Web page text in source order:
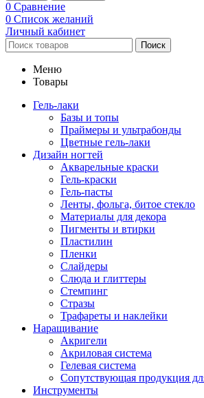
0 Сравнение
0 Список желаний
Личный кабинет
Поиск
Меню
Товары
Гель-лаки
Базы и топы
Праймеры и ультрабонды
Цветные гель-лаки
Дизайн ногтей
Акварельные краски
Гель-краски
Гель-пасты
Ленты, фольга, битое стекло
Материалы для декора
Пигменты и втирки
Пластилин
Пленки
Слайдеры
Слюда и глиттеры
Стемпинг
Стразы
Трафареты и наклейки
Наращивание
Акригели
Акриловая система
Гелевая система
Сопутствующая продукция
Инструменты